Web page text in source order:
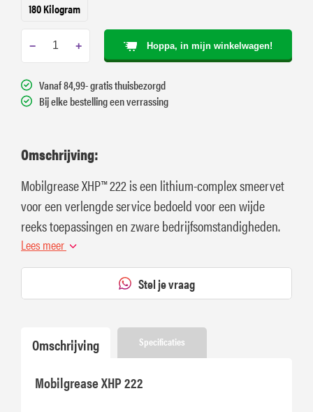
180 Kilogram
− + Hoppa, in mijn winkelwagen!
Vanaf 84,99- gratis thuisbezorgd
Bij elke bestelling een verrassing
Omschrijving:
Mobilgrease XHP™ 222 is een lithium-complex smeervet
voor een verlengde service bedoeld voor een wijde
reeks toepassingen en zware bedrijfsomstandigheden.
Lees meer
Stel je vraag
Omschrijving Specificaties
Mobilgrease XHP 222